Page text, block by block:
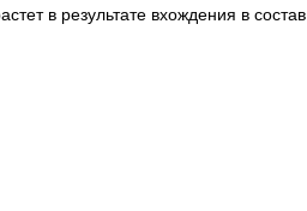
в результате вхождения в состав